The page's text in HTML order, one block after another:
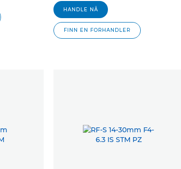
HANDLE NÅ
FINN EN FORHANDLER